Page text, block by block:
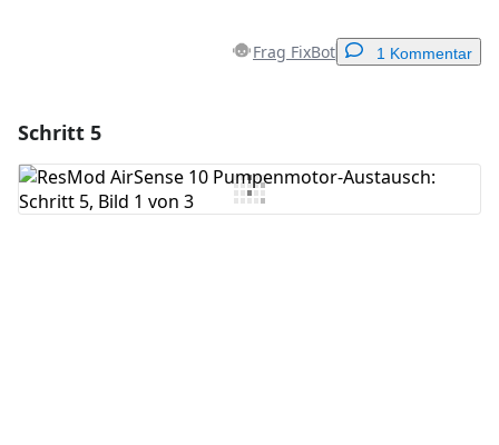
Frag FixBot 1 Kommentar
Kommentar hinzufügen
Schritt 5